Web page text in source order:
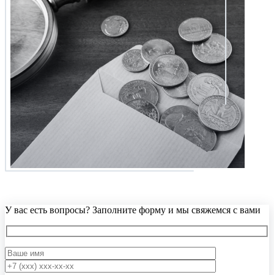
У вас есть вопросы? Заполните форму и мы свяжемся с вами